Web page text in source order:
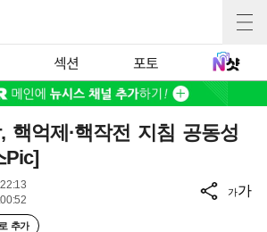
섹션 포토
핵억제·핵작전 지침 공동성
Pic]
추가
가가